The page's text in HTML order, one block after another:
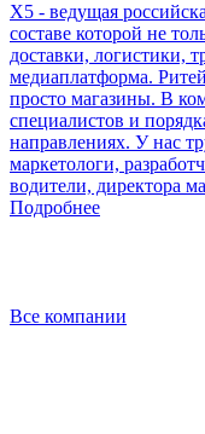
Х5 - ведущая
составе которой не
доставки, логистики,
медиаплатформа.
просто магазины. В
специалистов и
направлениях. У нас
маркетологи,
водители, директора
Подробнее
Все компании